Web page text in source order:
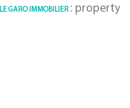
IMMOBILIER: property